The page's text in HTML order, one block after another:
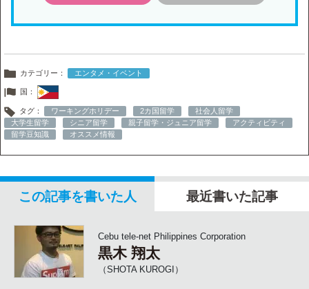
カテゴリー： エンタメ・イベント
国：
タグ： ワーキングホリデー 2カ国留学
社会人留学
大学生留学
シニア留学 親子留学・ジュニア留学
アクティビティ
留学豆知識
オススメ情報
この記事を書いた人 最近書いた記事
Cebu tele-net Philippines Corporation
黒木 翔太
（SHOTA KUROGI）